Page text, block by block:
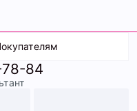
оплаты
78-84